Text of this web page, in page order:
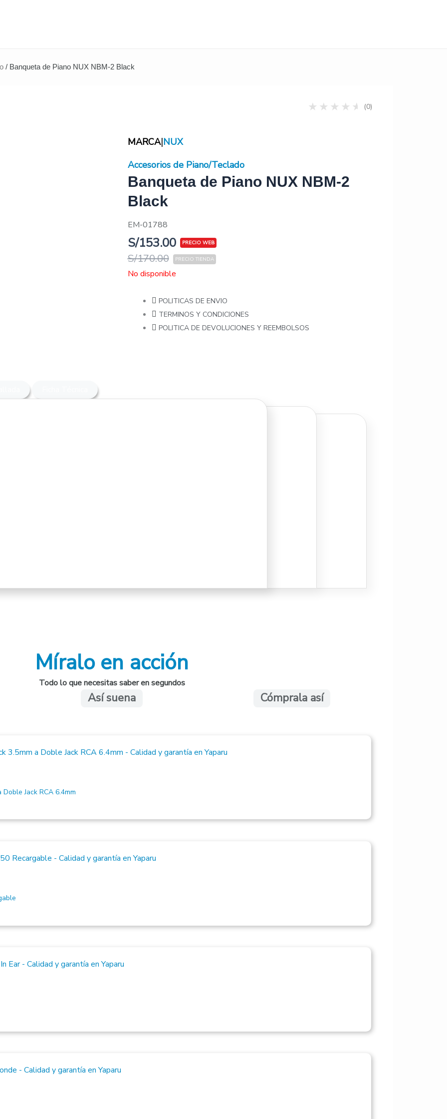
/ Banqueta de Piano NUX NBM-2 Black
(0)
MARCA|NUX
Accesorios de Piano/Teclado
Banqueta de Piano NUX NBM-2
Black
EM-01788
S/170.00
S/153.00
No disponible
POLITICAS DE ENVIO
TERMINOS Y CONDICIONES
POLITICA DE DEVOLUCIONES Y REEMBOLSOS
Míralo en acción
Todo lo que necesitas saber en segundos
Así suena Cómprala así
Doble Jack RCA 6.4mm